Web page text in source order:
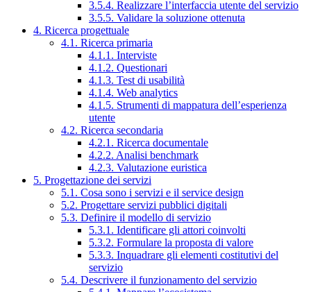
3.5.4. Realizzare l’interfaccia utente del servizio
3.5.5. Validare la soluzione ottenuta
4. Ricerca progettuale
4.1. Ricerca primaria
4.1.1. Interviste
4.1.2. Questionari
4.1.3. Test di usabilità
4.1.4. Web analytics
4.1.5. Strumenti di mappatura dell’esperienza
utente
4.2. Ricerca secondaria
4.2.1. Ricerca documentale
4.2.2. Analisi benchmark
4.2.3. Valutazione euristica
5. Progettazione dei servizi
5.1. Cosa sono i servizi e il service design
5.2. Progettare servizi pubblici digitali
5.3. Definire il modello di servizio
5.3.1. Identificare gli attori coinvolti
5.3.2. Formulare la proposta di valore
5.3.3. Inquadrare gli elementi costitutivi del
servizio
5.4. Descrivere il funzionamento del servizio